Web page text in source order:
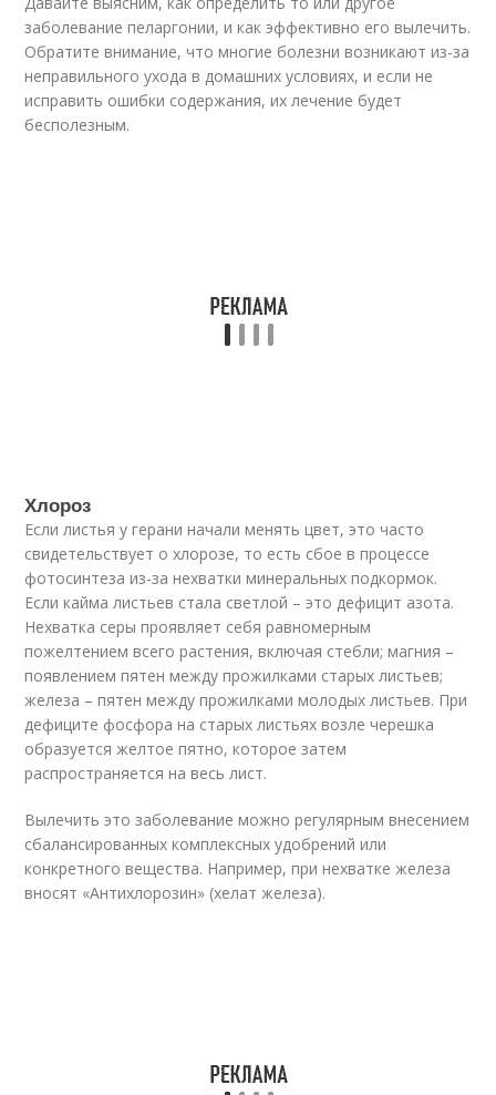
заболевание пеларгонии, и как эффективно его вылечить.
Обратите внимание, что многие болезни возникают из-за
неправильного ухода в домашних условиях, и если не
исправить ошибки содержания, их лечение будет
бесполезным.
Хлороз
Если листья у герани начали менять цвет, это часто
свидетельствует о хлорозе, то есть сбое в процессе
фотосинтеза из-за нехватки минеральных подкормок.
Если кайма листьев стала светлой – это дефицит азота.
Нехватка серы проявляет себя равномерным
пожелтением всего растения, включая стебли; магния –
появлением пятен между прожилками старых листьев;
железа – пятен между прожилками молодых листьев. При
дефиците фосфора на старых листьях возле черешка
образуется желтое пятно, которое затем
распространяется на весь лист.
Вылечить это заболевание можно регулярным внесением
сбалансированных комплексных удобрений или
конкретного вещества. Например, при нехватке железа
вносят «Антихлорозин» (хелат железа).